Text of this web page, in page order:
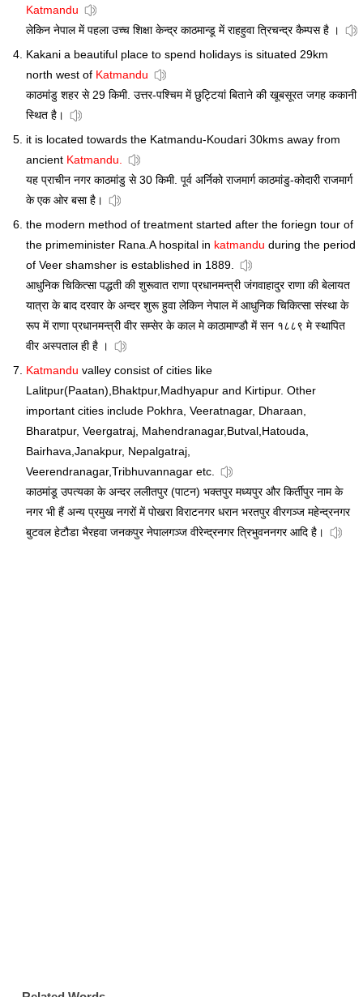
Katmandu
लेकिन नेपाल में पहला उच्च शिक्षा केन्द्र काठमान्डू में राहहुवा त्रिचन्द्र कैम्पस है ।
Kakani a beautiful place to spend holidays is situated 29km
north west of Katmandu
काठमांडु शहर से 29 किमी. उत्तर-पश्चिम में छुट्टियां बिताने की खूबसूरत जगह ककानी
स्थित है।
it is located towards the Katmandu-Koudari 30kms away from
ancient Katmandu.
यह प्राचीन नगर काठमांडु से 30 किमी. पूर्व अर्निको राजमार्ग काठमांडु-कोदारी राजमार्ग
के एक ओर बसा है।
the modern method of treatment started after the foriegn tour of
the primeminister Rana.A hospital in katmandu during the period
of Veer shamsher is established in 1889.
आधुनिक चिकित्सा पद्धती की शुरूवात राणा प्रधानमन्त्री जंगवाहादुर राणा की बेलायत
यात्रा के बाद दरवार के अन्दर शुरू हुवा लेकिन नेपाल में आधुनिक चिकित्सा संस्था के
रूप में राणा प्रधानमन्त्री वीर सम्सेर के काल मे काठामाण्डौ में सन १८८९ मे स्थापित
वीर अस्पताल ही है ।
Katmandu valley consist of cities like
Lalitpur(Paatan),Bhaktpur,Madhyapur and Kirtipur. Other
important cities include Pokhra, Veeratnagar, Dharaan,
Bharatpur, Veergatraj, Mahendranagar,Butval,Hatouda,
Bairhava,Janakpur, Nepalgatraj,
Veerendranagar,Tribhuvannagar etc.
काठमांडू उपत्यका के अन्दर ललीतपुर (पाटन) भक्तपुर मध्यपुर और किर्तीपुर नाम के
नगर भी हैं अन्य प्रमुख नगरों में पोखरा विराटनगर धरान भरतपुर वीरगञ्ज महेन्द्रनगर
बुटवल हेटौडा भैरहवा जनकपुर नेपालगञ्ज वीरेन्द्रनगर त्रिभुवननगर आदि है।